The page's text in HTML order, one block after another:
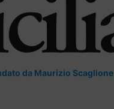
da Maurizio Scaglione